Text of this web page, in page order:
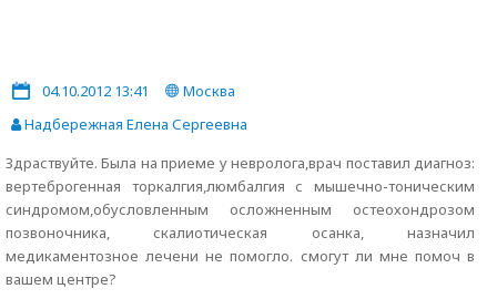
04.10.2012 13:41
Москва
Надбережная Елена Сергеевна
Здраствуйте. Была на приеме у невролога,врач поставил диагноз:
вертеброгенная торкалгия,люмбалгия с мышечно-тоническим
синдромом,обусловленным осложненным остеохондрозом
позвоночника, скалиотическая осанка, назначил
медикаментозное лечени не помогло. смогут ли мне помоч в
вашем центре?